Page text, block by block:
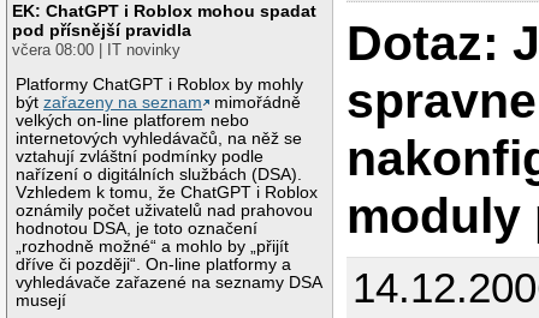
EK: ChatGPT i Roblox mohou spadat
pod přísnější pravidla
včera 08:00 | IT novinky
Platformy ChatGPT i Roblox by mohly
býtzařazeny na seznam
mimořádně
velkých on-line platforem nebo
internetových vyhledávačů, na něž se
vztahují zvláštní podmínky podle
nařízení o digitálních službách (DSA).
Vzhledem k tomu, že ChatGPT i Roblox
oznámily počet uživatelů nad prahovou
hodnotou DSA, je toto označení
„rozhodně možné“ a mohlo by „přijít
dříve či později“. On-line platformy a
vyhledávače zařazené na seznamy DSA
musejí
Dotaz:
spravne
moduly